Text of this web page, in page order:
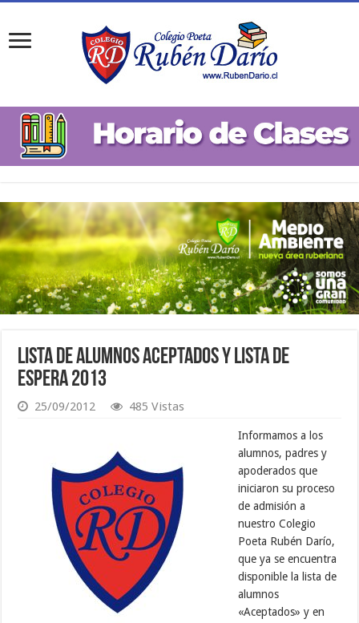
Lista de Alumnos Aceptados y Lista de
Espera 2013
25/09/2012 485 Vistas
Informamos a los
alumnos, padres y
apoderados que
iniciaron su proceso
de admisión a
nuestro Colegio
Poeta Rubén Darío,
que ya se encuentra
disponible la lista de
alumnos
«Aceptados» y en